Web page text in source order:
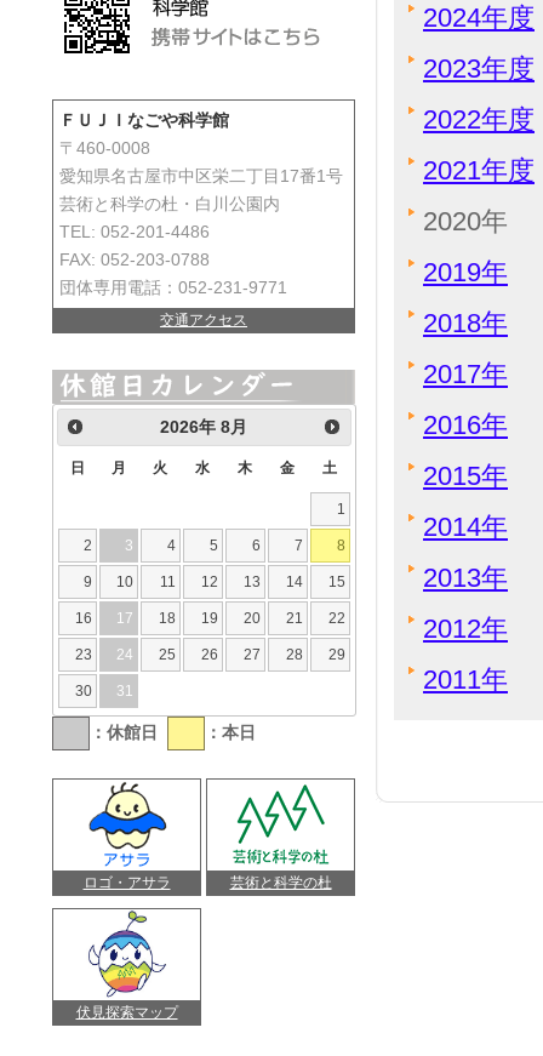
2024年度
2023年度
2022年度
2021年度
2020年
2019年
2018年
2017年
2016年
2015年
2014年
2013年
2012年
2011年
ＦＵＪＩなごや科学館
〒460-0008
愛知県名古屋市中区栄二丁目17番1号
芸術と科学の杜・白川公園内
TEL: 052-201-4486
FAX: 052-203-0788
団体専用電話：052-231-9771
交通アクセス
2026年8月
日 月 火 水 木 金 土
1
2 3 4 5 6 7 8
9 10 11 12 13 14 15
16 17 18 19 20 21 22
23 24 25 26 27 28 29
30 31
：休館日 ：本日
ロゴ・アサラ 芸術と科学の杜
伏見探索マップ